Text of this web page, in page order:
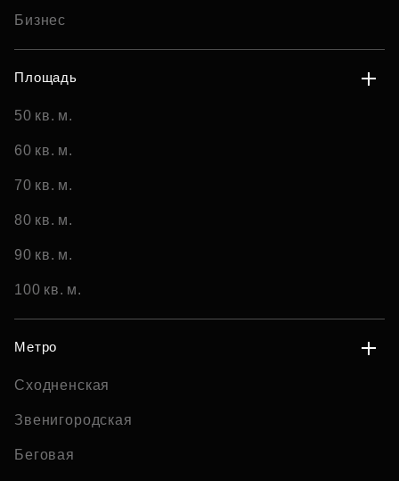
Бизнес
Площадь
50 кв. м.
60 кв. м.
70 кв. м.
80 кв. м.
90 кв. м.
100 кв. м.
Метро
Сходненская
Звенигородская
Беговая